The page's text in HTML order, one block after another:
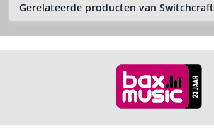
Gerelateerde producten van Switchcraft